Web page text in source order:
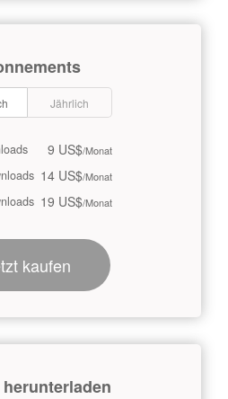
Jährlich
9 US$/Monat
14 US$/Monat
19 US$/Monat
kaufen